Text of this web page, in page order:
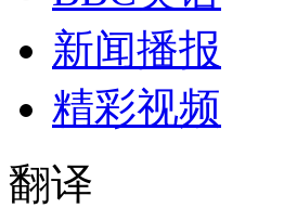
新闻播报
精彩视频
翻译